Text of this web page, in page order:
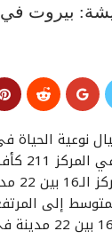
المركز الـ16